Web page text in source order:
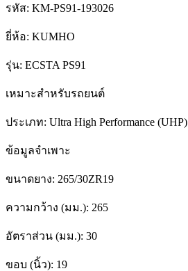
รหัส: KM-PS91-193026
ยี่ห้อ: KUMHO
รุ่น: ECSTA PS91
เหมาะสำหรับรถยนต์
ประเภท: Ultra High Performance (UHP)
ข้อมูลจำเพาะ
ขนาดยาง: 265/30ZR19
ความกว้าง (มม.): 265
อัตราส่วน (มม.): 30
ขอบ (นิ้ว): 19